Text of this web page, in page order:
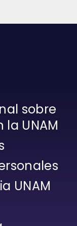
sobre
UNAM
UNAM